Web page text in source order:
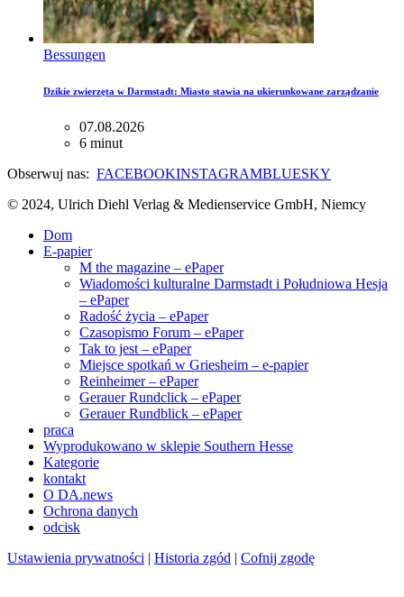
Bessungen
Dzikie zwierzęta w Darmstadt: Miasto stawia na ukierunkowane zarządzanie
07.08.2026
6 minut
Obserwuj nas: FACEBOOKINSTAGRAMBLUESKY
© 2024, Ulrich Diehl Verlag & Medienservice GmbH, Niemcy
Dom
E-papier
M the magazine – ePaper
Wiadomości kulturalne Darmstadt i Południowa Hesja
– ePaper
Radość życia – ePaper
Czasopismo Forum – ePaper
Tak to jest – ePaper
Miejsce spotkań w Griesheim – e-papier
Reinheimer – ePaper
Gerauer Rundclick – ePaper
Gerauer Rundblick – ePaper
praca
Wyprodukowano w sklepie Southern Hesse
Kategorie
kontakt
O DA.news
Ochrona danych
odcisk
Ustawienia prywatności | Historia zgód | Cofnij zgodę